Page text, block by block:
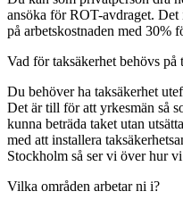
ansöka för ROT-avdraget. Det
på arbetskostnaden med 30%
Vad för taksäkerhet behövs på
Du behöver ha taksäkerhet
Det är till för att yrkesmän så
kunna beträda taket utan
med att installera
Stockholm så ser vi över hur
Vilka områden arbetar ni i?